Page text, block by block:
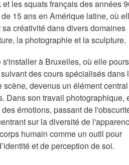
les squats français des années
15 ans en Amérique latine, où
créativité dans divers domaines
la photographie et la sculpture.
à Bruxelles, où elle
des cours spécialisés dans
scène, devenus un élément
Dans son travail photographique,
émotions, passant de
sur la diversité de
humain comme un outil pour
et de perception de soi.